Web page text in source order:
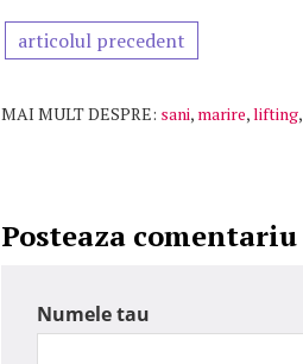
articolul precedent
MAI MULT DESPRE: sani, marire,lifting,
Posteaza comentariu
Numele tau